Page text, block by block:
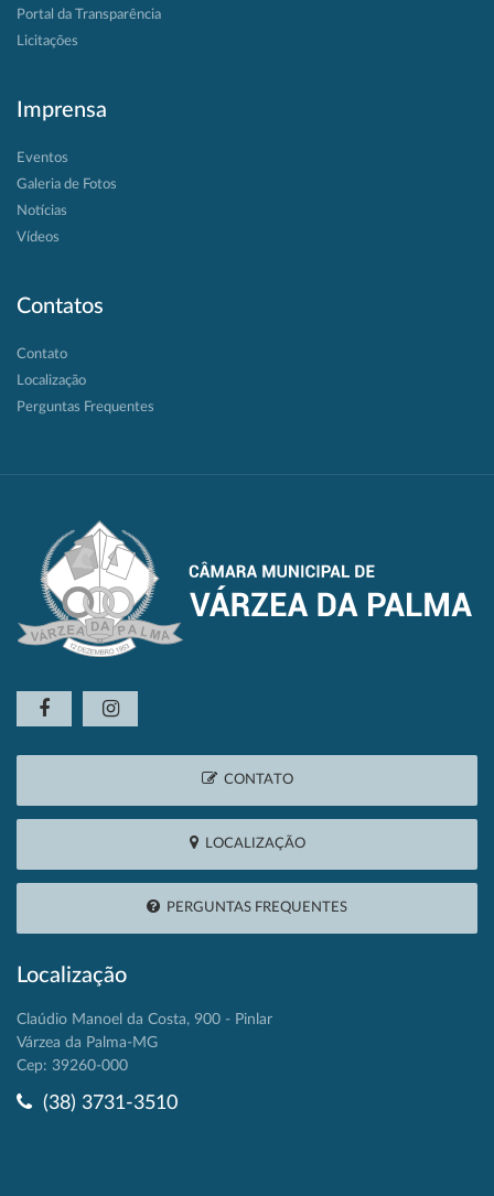
Portal da Transparência
Licitações
Imprensa
Eventos
Galeria de Fotos
Notícias
Vídeos
Contatos
Contato
Localização
Perguntas Frequentes
CONTATO
LOCALIZAÇÃO
PERGUNTAS FREQUENTES
Localização
Claúdio Manoel da Costa, 900 - Pinlar
Várzea da Palma-MG
Cep: 39260-000
(38) 3731-3510